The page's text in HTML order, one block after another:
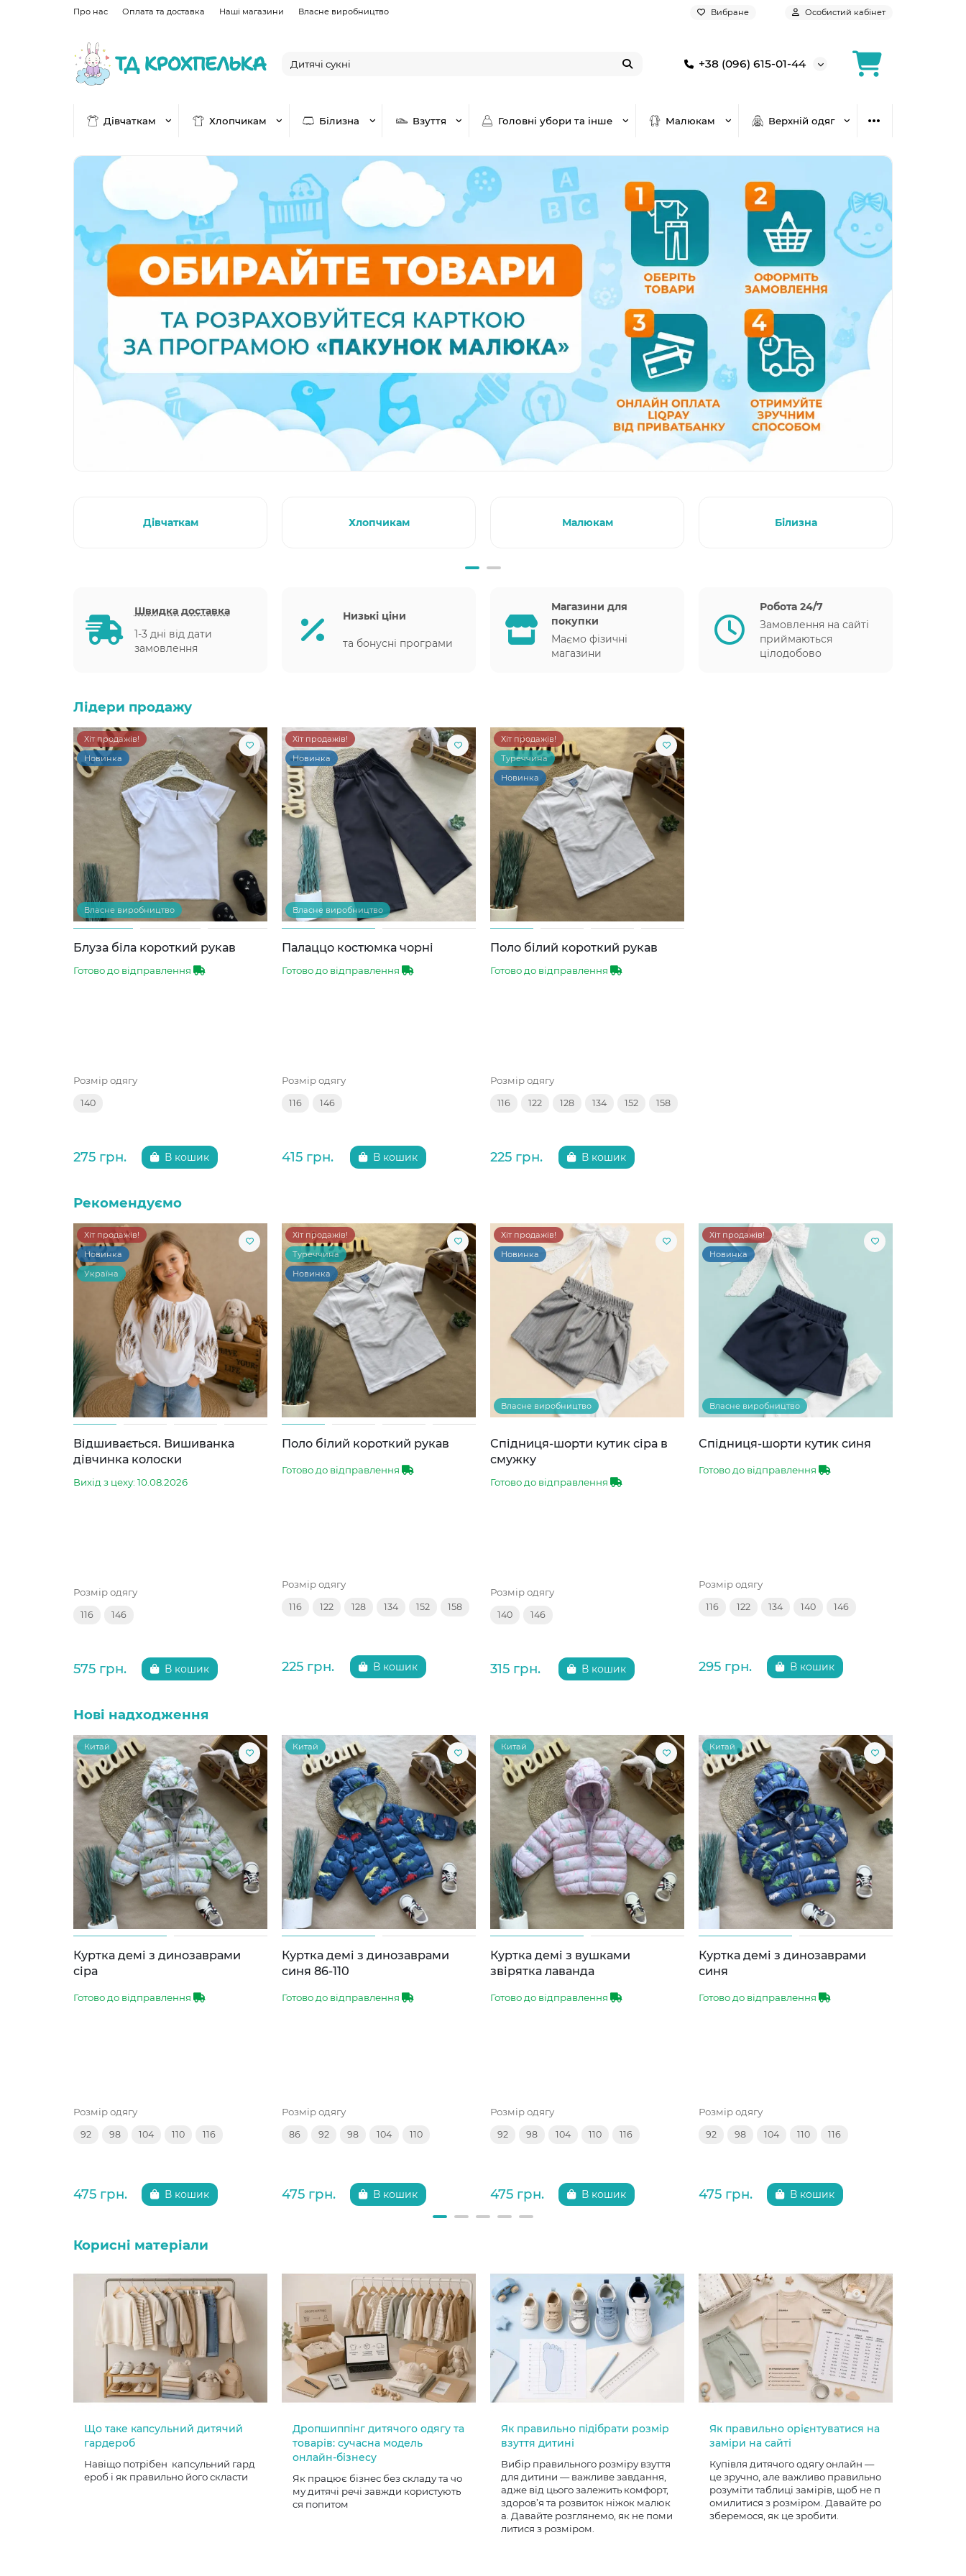
Про нас Оплата та доставка Наші магазини Власне виробництво Вибране Особистий кабінет
+38 (096) 615-01-44
Дівчаткам Хлопчикам Білизна Взуття Головні убори та інше Малюкам Верхній одяг
Дівчаткам Хлопчикам Малюкам Білизна
Швидка доставка
1-3 дні від дати
замовлення
Низькі ціни
та бонусні програми
Магазини для
покупки
Маємо фізичні
магазини
Робота 24/7
Замовлення на сайті
приймаються
цілодобово
Лідери продажу
Хіт продажів!
Новинка
Власне виробництво
Блуза біла короткий рукав
Готово до відправлення
Розмір одягу
140
275 грн. В кошик
Хіт продажів!
Новинка
Власне виробництво
Палаццо костюмка чорні
Готово до відправлення
Розмір одягу
116 146
415 грн. В кошик
Хіт продажів!
Туреччина
Новинка
Поло білий короткий рукав
Готово до відправлення
Розмір одягу
116 122 128 134 152 158
225 грн. В кошик
Рекомендуємо
Хіт продажів!
Новинка
Україна
Відшивається. Вишиванка
дівчинка колоски
Вихід з цеху: 10.08.2026
Розмір одягу
116 146
575 грн. В кошик
Хіт продажів!
Туреччина
Новинка
Поло білий короткий рукав
Готово до відправлення
Розмір одягу
116 122 128 134 152 158
225 грн. В кошик
Хіт продажів!
Новинка
Власне виробництво
Спідниця-шорти кутик сіра в
смужку
Готово до відправлення
Розмір одягу
140 146
315 грн. В кошик
Хіт продажів!
Новинка
Власне виробництво
Спідниця-шорти кутик синя
Готово до відправлення
Розмір одягу
116 122 134 140 146
295 грн. В кошик
Нові надходження
Китай
Куртка демі з динозаврами
сіра
Готово до відправлення
Розмір одягу
92 98 104 110 116
475 грн. В кошик
Китай
Куртка демі з динозаврами
синя 86-110
Готово до відправлення
Розмір одягу
86 92 98 104 110
475 грн. В кошик
Китай
Куртка демі з вушками
звірятка лаванда
Готово до відправлення
Розмір одягу
92 98 104 110 116
475 грн. В кошик
Китай
Куртка демі з динозаврами
синя
Готово до відправлення
Розмір одягу
92 98 104 110 116
475 грн. В кошик
Корисні матеріали
Що таке капсульний дитячий
гардероб
Навіщо потрібен капсульний гард
ероб і як правильно його скласти
Дропшиппінг дитячого одягу та
товарів: сучасна модель
онлайн-бізнесу
Як працює бізнес без складу та чо
му дитячі речі завжди користують
ся попитом
Як правильно підібрати розмір
взуття дитині
Вибір правильного розміру взуття
для дитини — важливе завдання,
адже від цього залежить комфорт,
здоров’я та розвиток ніжок малюк
а. Давайте розглянемо, як не поми
литися з розміром.
Як правильно орієнтуватися на
заміри на сайті
Купівля дитячого одягу онлайн —
це зручно, але важливо правильно
розуміти таблиці замірів, щоб не п
омилитися з розміром. Давайте ро
зберемося, як це зробити.